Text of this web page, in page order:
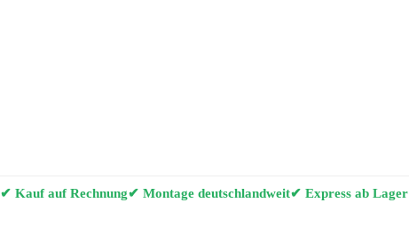
✔ Kauf auf Rechnung✔ Montage deutschlandweit✔ Express ab Lager